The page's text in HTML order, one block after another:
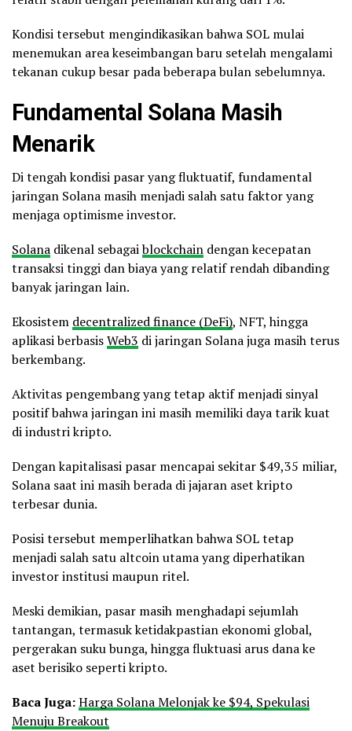
Kondisi tersebut mengindikasikan bahwa SOL mulai
menemukan area keseimbangan baru setelah mengalami
tekanan cukup besar pada beberapa bulan sebelumnya.
Fundamental Solana Masih
Menarik
Di tengah kondisi pasar yang fluktuatif, fundamental
jaringan Solana masih menjadi salah satu faktor yang
menjaga optimisme investor.
Solana dikenal sebagaiblockchain dengan kecepatan
transaksi tinggi dan biaya yang relatif rendah dibanding
banyak jaringan lain.
Ekosistem decentralized finance (DeFi), NFT, hingga
aplikasi berbasisWeb3 di jaringan Solana juga masih terus
berkembang.
Aktivitas pengembang yang tetap aktif menjadi sinyal
positif bahwa jaringan ini masih memiliki daya tarik kuat
di industri kripto.
Dengan kapitalisasi pasar mencapai sekitar $49,35 miliar,
Solana saat ini masih berada di jajaran aset kripto
terbesar dunia.
Posisi tersebut memperlihatkan bahwa SOL tetap
menjadi salah satu altcoin utama yang diperhatikan
investor institusi maupun ritel.
Meski demikian, pasar masih menghadapi sejumlah
tantangan, termasuk ketidakpastian ekonomi global,
pergerakan suku bunga, hingga fluktuasi arus dana ke
aset berisiko seperti kripto.
Baca Juga:Harga Solana Melonjak ke $94, Spekulasi
Menuju Breakout